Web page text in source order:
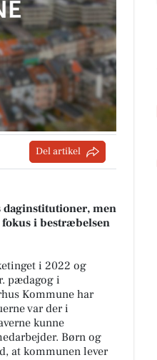
Del artikel
men
i bestræbelsen
i 2022 og
pædagog i
Kommune har
var der i
kunne
Børn og
at kommunen lever